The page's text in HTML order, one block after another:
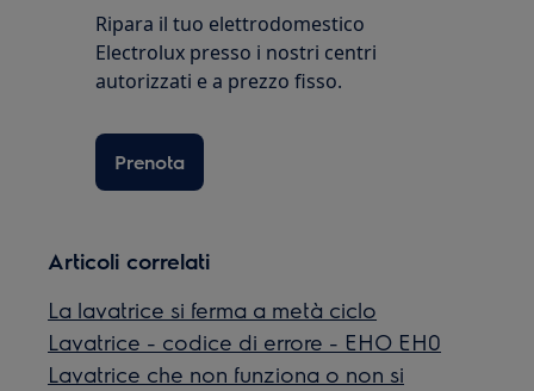
Ripara il tuo elettrodomestico
Electrolux presso i nostri centri
autorizzati e a prezzo fisso.
Prenota
Articoli correlati
La lavatrice si ferma a metà ciclo
Lavatrice - codice di errore - EHO EH0
Lavatrice che non funziona o non si